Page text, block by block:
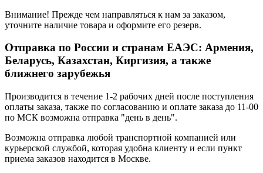
Внимание! Прежде чем направляться к нам за заказом,
уточните наличие товара и оформите его резерв.
Отправка по России и странам ЕАЭС: Армения,
Беларусь, Казахстан, Киргизия, а также
ближнего зарубежья
Производится в течение 1-2 рабочих дней после поступления
оплаты заказа, также по согласованию и оплате заказа до 11-00
по МСК возможна отправка "день в день".
Возможна отправка любой транспортной компанией или
курьерской службой, которая удобна клиенту и если пункт
приема заказов находится в Москве.